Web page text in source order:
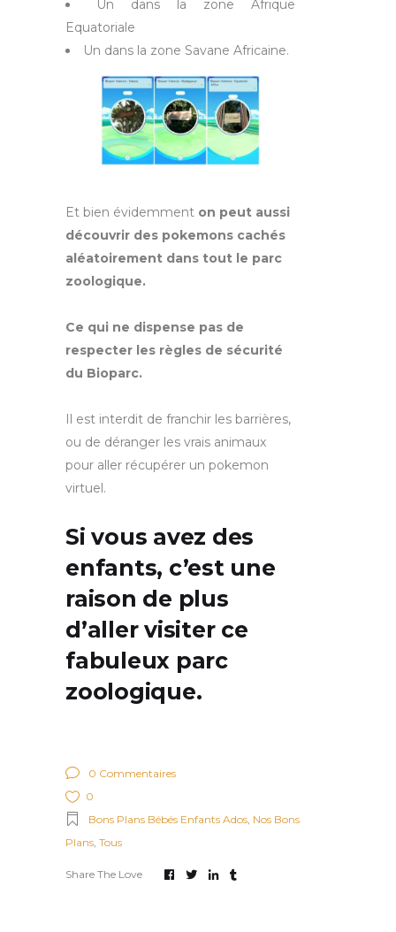
Un dans la zone Afrique
Equatoriale
Un dans la zone Savane Africaine.
Et bien évidemment on peut aussi
découvrir des pokemons cachés
aléatoirement dans tout le parc
zoologique.
Ce qui ne dispense pas de
respecter les règles de sécurité
du Bioparc.
Il est interdit de franchir les barrières,
ou de déranger les vrais animaux
pour aller récupérer un pokemon
virtuel.
Si vous avez des
enfants, c’est une
raison de plus
d’aller visiter ce
fabuleux parc
zoologique.
0 Commentaires
0
Bons Plans Bébés Enfants Ados Nos Bons
Plans Tous
Share The Love